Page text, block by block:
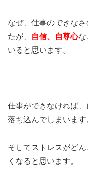
なぜ、仕事のできな
たが、
自信、自尊心な
いると思います。
仕事ができなければ
落ち込んでしまいます
そしてストレスがど
くなると思います。